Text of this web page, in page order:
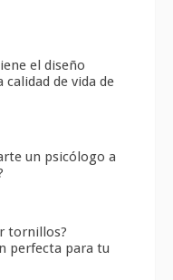
el diseño
de vida de
un psicólogo a
tornillos?
perfecta para tu